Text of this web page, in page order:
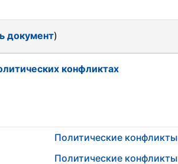
документ)
конфликтах
Политические конфликты
Политические конфликты